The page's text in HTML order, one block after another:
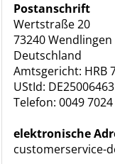
Postanschrift
Wertstraße 20
73240 Wendlingen
Deutschland
Amtsgericht: HRB
UStId:
Telefon: 0049
elektronische
customerservice-